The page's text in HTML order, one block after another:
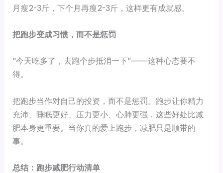
月瘦2-3斤，下个月再瘦2-3斤，这样更有成就感。
把跑步变成习惯，而不是惩罚
“今天吃多了，去跑个步抵消一下”——这种心态要不
得。
把跑步当作对自己的投资，而不是惩罚。跑步让你精力
充沛、睡眠更好、压力更小、心肺更强，这些好处比减
肥本身更重要。当你真的爱上跑步，减肥只是顺带的
事。
总结：跑步减肥行动清单